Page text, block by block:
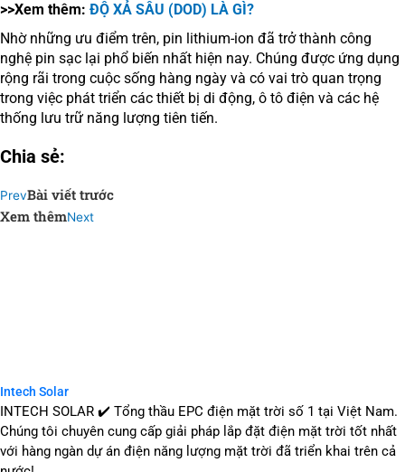
>>Xem thêm: ĐỘ XẢ SÂU (DOD) LÀ GÌ?
Nhờ những ưu điểm trên, pin lithium-ion đã trở thành công
nghệ pin sạc lại phổ biến nhất hiện nay. Chúng được ứng dụng
rộng rãi trong cuộc sống hàng ngày và có vai trò quan trọng
trong việc phát triển các thiết bị di động, ô tô điện và các hệ
thống lưu trữ năng lượng tiên tiến.
Chia sẻ:
PrevBài viết trước
Xem thêmNext
Intech Solar
INTECH SOLAR ✔️ Tổng thầu EPC điện mặt trời số 1 tại Việt Nam.
Chúng tôi chuyên cung cấp giải pháp lắp đặt điện mặt trời tốt nhất
với hàng ngàn dự án điện năng lượng mặt trời đã triển khai trên cả